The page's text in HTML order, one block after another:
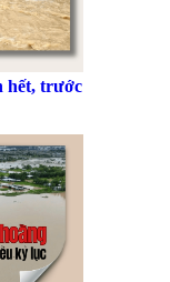
hết, trước